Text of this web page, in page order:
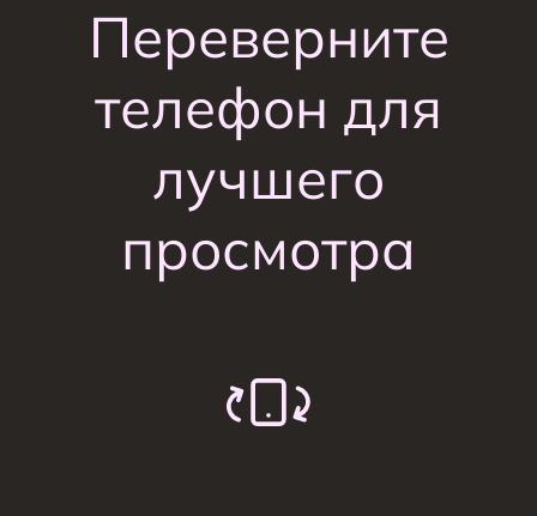
Переверните
телефон для
лучшего
просмотра
Пароль пользователя